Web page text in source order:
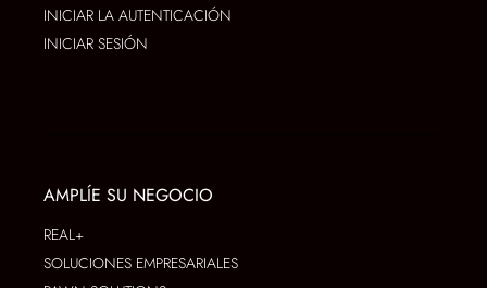
INICIAR LA AUTENTICACIÓN
INICIAR SESIÓN
AMPLÍE SU NEGOCIO
REAL+
SOLUCIONES EMPRESARIALES